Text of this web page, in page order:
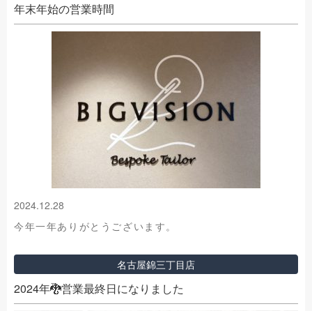
年末年始の営業時間
2024.12.28
今年一年ありがとうございます。
名古屋錦三丁目店
2024年🐉営業最終日になりました